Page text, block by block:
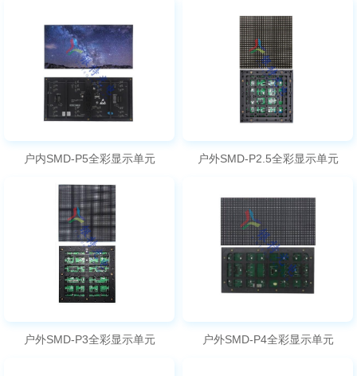
户内SMD-P5全彩显示单元 户外SMD-P2.5全彩显示单元
户外SMD-P3全彩显示单元 户外SMD-P4全彩显示单元